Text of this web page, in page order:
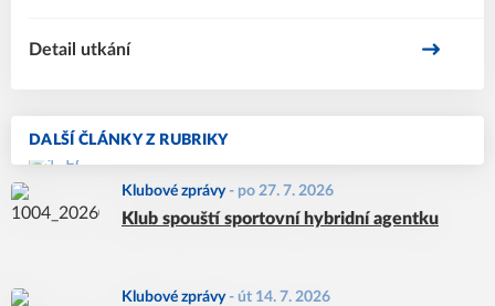
Detail utkání
DALŠÍ ČLÁNKY Z RUBRIKY
Klubové zprávy- po 27. 7. 2026
Klub spouští sportovní hybridní agentku
Klubové zprávy- út 14. 7. 2026